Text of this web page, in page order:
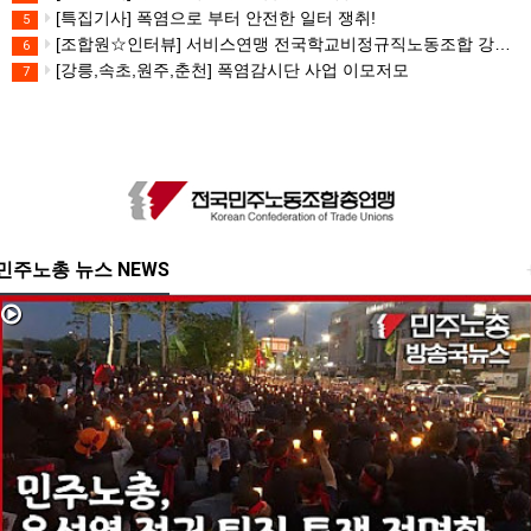
5 [특집기사] 폭염으로 부터 안전한 일터 쟁취!
6 [조합원☆인터뷰] 서비스연맹 전국학교비정규직노동조합 강원지부 김유미 춘천지회장
7 [강릉,속초,원주,춘천] 폭염감시단 사업 이모저모
주노총 뉴스 NEWS